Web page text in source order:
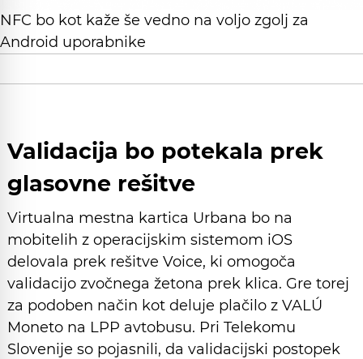
NFC bo kot kaže še vedno na voljo zgolj za
Android uporabnike
Validacija bo potekala prek
glasovne rešitve
Virtualna mestna kartica Urbana bo na
mobitelih z operacijskim sistemom iOS
delovala prek rešitve Voice, ki omogoča
validacijo zvočnega žetona prek klica. Gre torej
za podoben način kot deluje plačilo z VALÚ
Moneto na LPP avtobusu. Pri Telekomu
Slovenije so pojasnili, da validacijski postopek